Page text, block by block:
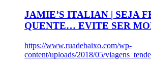
JAMIE’S ITALIAN | SEJA
QUENTE… EVITE SER
https://www.ruadebaixo.com/wp-
content/uploads/2018/05/